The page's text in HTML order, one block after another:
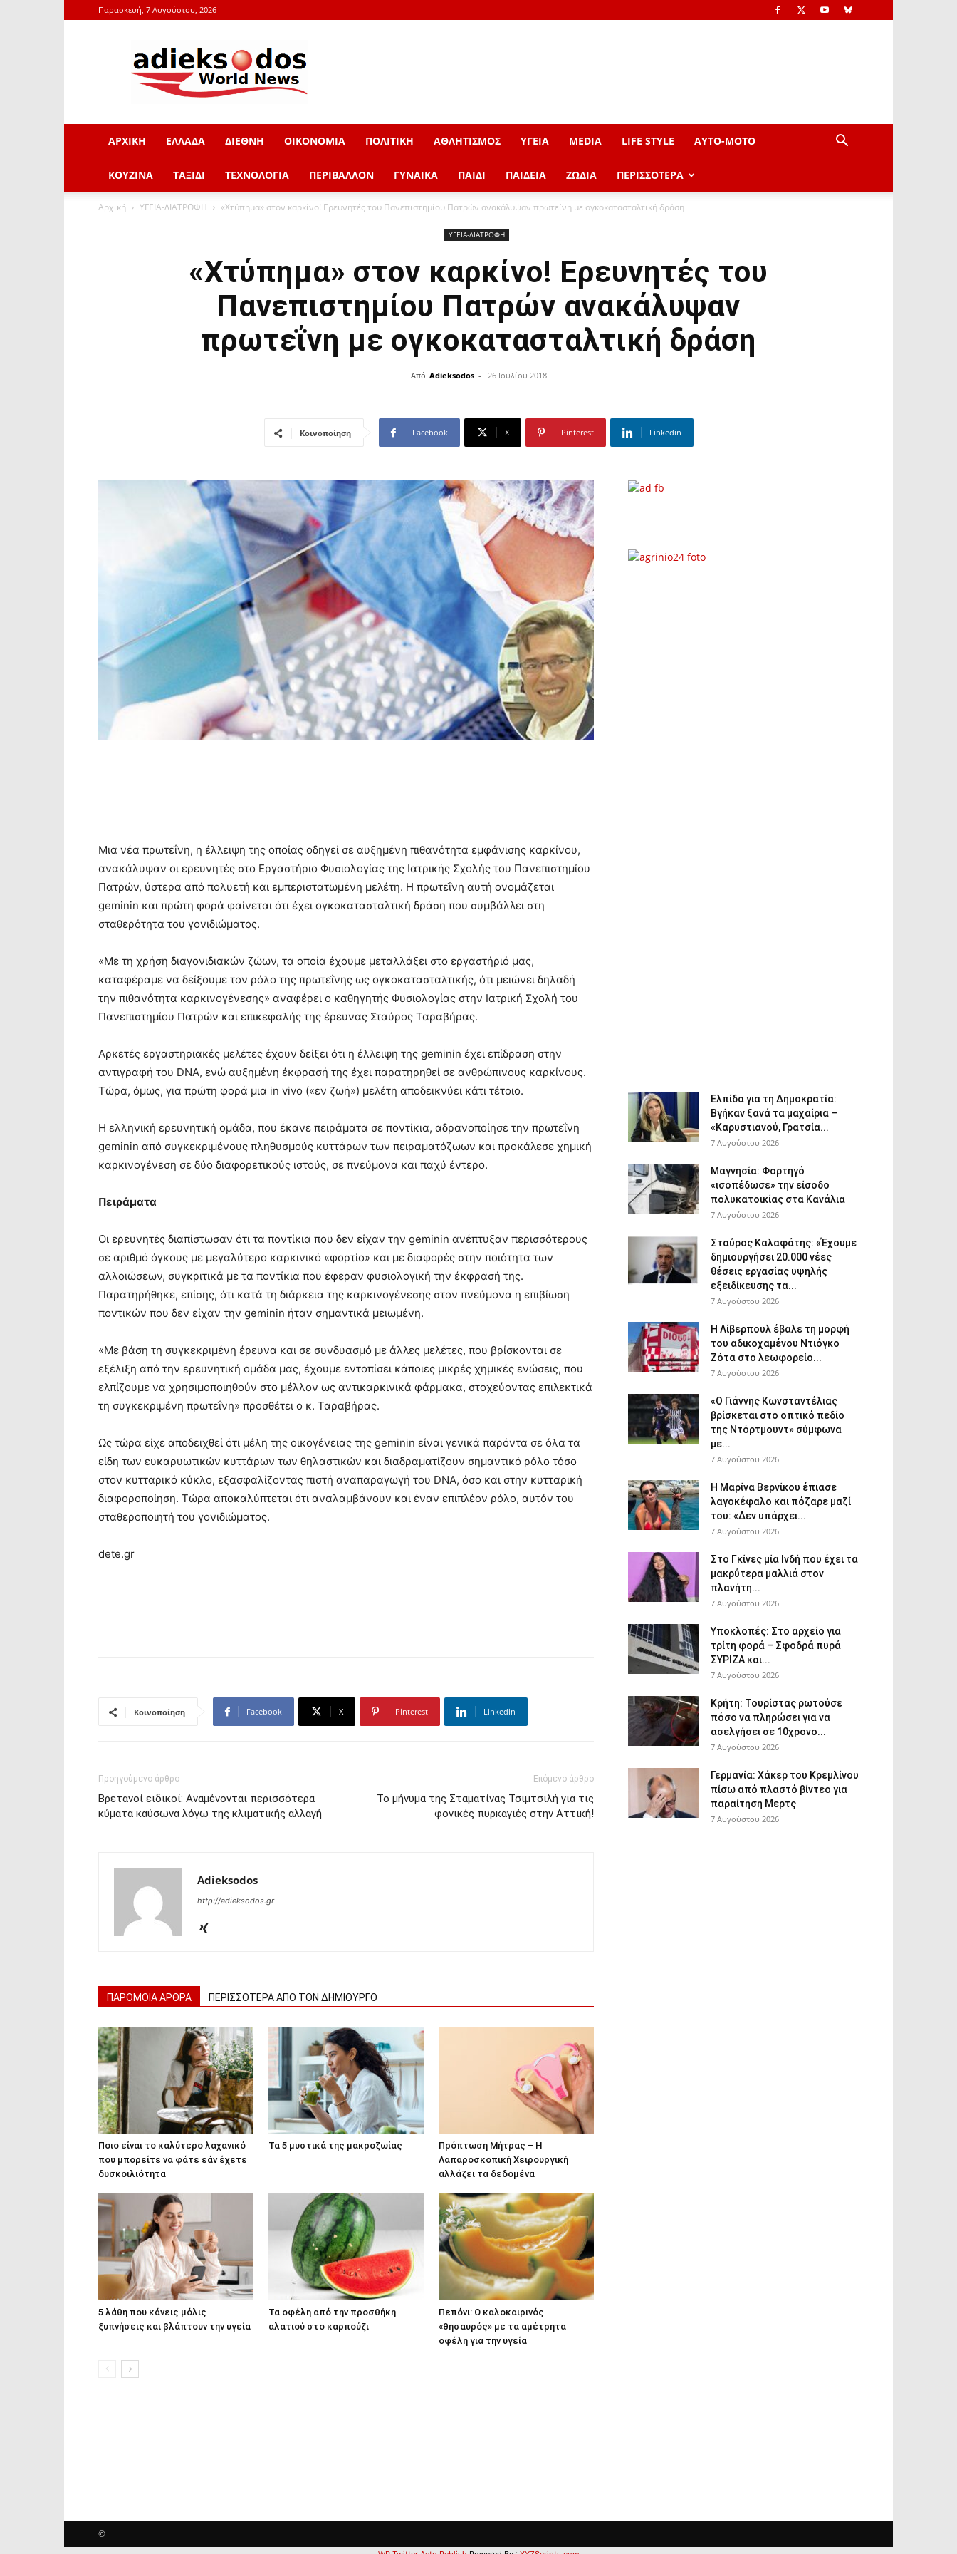
Παρασκευή, 7 Αυγούστου, 2026
adieksodos.gr
ΑΡΧΙΚΗ ΕΛΛΑΔΑ ΔΙΕΘΝΗ ΟΙΚΟΝΟΜΙΑ ΠΟΛΙΤΙΚΗ ΑΘΛΗΤΙΣΜΟΣ ΥΓΕΙΑ MEDIA LIFE STYLE AYTO-ΜOTO
ΚΟΥΖΙΝΑ ΤΑΞΙΔΙ ΤΕΧΝΟΛΟΓΙΑ ΠΕΡΙΒΑΛΛΟΝ ΓΥΝΑΙΚΑ ΠΑΙΔΙ ΠΑΙΔΕΙΑ ΖΩΔΙΑ ΠΕΡΙΣΣΟΤΕΡΑ
Αρχική ΥΓΕΙΑ-ΔΙΑΤΡΟΦΗ «Χτύπημα» στον καρκίνο! Ερευνητές του Πανεπιστημίου Πατρών ανακάλυψαν πρωτεΐνη με ογκοκατασταλτική δράση
ΥΓΕΙΑ-ΔΙΑΤΡΟΦΗ
«Χτύπημα» στον καρκίνο! Ερευνητές του
Πανεπιστημίου Πατρών ανακάλυψαν
πρωτεΐνη με ογκοκατασταλτική δράση
Από Adieksodos - 26 Ιουλίου 2018
Κοινοποίηση Facebook X Pinterest Linkedin
Μια νέα πρωτεΐνη, η έλλειψη της οποίας οδηγεί σε αυξημένη πιθανότητα εμφάνισης καρκίνου,
ανακάλυψαν οι ερευνητές στο Εργαστήριο Φυσιολογίας της Ιατρικής Σχολής του Πανεπιστημίου
Πατρών, ύστερα από πολυετή και εμπεριστατωμένη μελέτη. Η πρωτεΐνη αυτή ονομάζεται
geminin και πρώτη φορά φαίνεται ότι έχει ογκοκατασταλτική δράση που συμβάλλει στη
σταθερότητα του γονιδιώματος.
«Με τη χρήση διαγονιδιακών ζώων, τα οποία έχουμε μεταλλάξει στο εργαστήριό μας,
καταφέραμε να δείξουμε τον ρόλο της πρωτεΐνης ως ογκοκατασταλτικής, ότι μειώνει δηλαδή
την πιθανότητα καρκινογένεσης» αναφέρει ο καθηγητής Φυσιολογίας στην Ιατρική Σχολή του
Πανεπιστημίου Πατρών και επικεφαλής της έρευνας Σταύρος Ταραβήρας.
Αρκετές εργαστηριακές μελέτες έχουν δείξει ότι η έλλειψη της geminin έχει επίδραση στην
αντιγραφή του DNA, ενώ αυξημένη έκφρασή της έχει παρατηρηθεί σε ανθρώπινους καρκίνους.
Τώρα, όμως, για πρώτη φορά μια in vivo («εν ζωή») μελέτη αποδεικνύει κάτι τέτοιο.
Η ελληνική ερευνητική ομάδα, που έκανε πειράματα σε ποντίκια, αδρανοποίησε την πρωτεΐνη
geminin από συγκεκριμένους πληθυσμούς κυττάρων των πειραματόζωων και προκάλεσε χημική
καρκινογένεση σε δύο διαφορετικούς ιστούς, σε πνεύμονα και παχύ έντερο.
Πειράματα
Οι ερευνητές διαπίστωσαν ότι τα ποντίκια που δεν είχαν την geminin ανέπτυξαν περισσότερους
σε αριθμό όγκους με μεγαλύτερο καρκινικό «φορτίο» και με διαφορές στην ποιότητα των
αλλοιώσεων, συγκριτικά με τα ποντίκια που έφεραν φυσιολογική την έκφρασή της.
Παρατηρήθηκε, επίσης, ότι κατά τη διάρκεια της καρκινογένεσης στον πνεύμονα η επιβίωση
ποντικών που δεν είχαν την geminin ήταν σημαντικά μειωμένη.
«Με βάση τη συγκεκριμένη έρευνα και σε συνδυασμό με άλλες μελέτες, που βρίσκονται σε
εξέλιξη από την ερευνητική ομάδα μας, έχουμε εντοπίσει κάποιες μικρές χημικές ενώσεις, που
ελπίζουμε να χρησιμοποιηθούν στο μέλλον ως αντικαρκινικά φάρμακα, στοχεύοντας επιλεκτικά
τη συγκεκριμένη πρωτεΐνη» προσθέτει ο κ. Ταραβήρας.
Ως τώρα είχε αποδειχθεί ότι μέλη της οικογένειας της geminin είναι γενικά παρόντα σε όλα τα
είδη των ευκαρυωτικών κυττάρων των θηλαστικών και διαδραματίζουν σημαντικό ρόλο τόσο
στον κυτταρικό κύκλο, εξασφαλίζοντας πιστή αναπαραγωγή του DNA, όσο και στην κυτταρική
διαφοροποίηση. Τώρα αποκαλύπτεται ότι αναλαμβάνουν και έναν επιπλέον ρόλο, αυτόν του
σταθεροποιητή του γονιδιώματος.
dete.gr
Κοινοποίηση Facebook X Pinterest Linkedin
Προηγούμενο άρθρο
Βρετανοί ειδικοί: Αναμένονται περισσότερα
κύματα καύσωνα λόγω της κλιματικής αλλαγή
Επόμενο άρθρο
Το μήνυμα της Σταματίνας Τσιμτσιλή για τις
φονικές πυρκαγιές στην Αττική!
Adieksodos
http://adieksodos.gr
ΠΑΡΟΜΟΙΑ ΑΡΘΡΑ ΠΕΡΙΣΣΟΤΕΡΑ ΑΠΟ ΤΟΝ ΔΗΜΙΟΥΡΓΟ
Ποιο είναι το καλύτερο λαχανικό
που μπορείτε να φάτε εάν έχετε
δυσκοιλιότητα
Τα 5 μυστικά της μακροζωίας
Πρόπτωση Μήτρας – Η
Λαπαροσκοπική Χειρουργική
αλλάζει τα δεδομένα
5 λάθη που κάνεις μόλις
ξυπνήσεις και βλάπτουν την υγεία
Τα οφέλη από την προσθήκη
αλατιού στο καρπούζι
Πεπόνι: Ο καλοκαιρινός
«θησαυρός» με τα αμέτρητα
οφέλη για την υγεία
Ελπίδα για τη Δημοκρατία:
Βγήκαν ξανά τα μαχαίρια –
«Καρυστιανού, Γρατσία...
7 Αυγούστου 2026
Μαγνησία: Φορτηγό
«ισοπέδωσε» την είσοδο
πολυκατοικίας στα Κανάλια
7 Αυγούστου 2026
Σταύρος Καλαφάτης: «Έχουμε
δημιουργήσει 20.000 νέες
θέσεις εργασίας υψηλής
εξειδίκευσης τα...
7 Αυγούστου 2026
Η Λίβερπουλ έβαλε τη μορφή
του αδικοχαμένου Ντιόγκο
Ζότα στο λεωφορείο...
7 Αυγούστου 2026
«Ο Γιάννης Κωνσταντέλιας
βρίσκεται στο οπτικό πεδίο
της Ντόρτμουντ» σύμφωνα
με...
7 Αυγούστου 2026
Η Μαρίνα Βερνίκου έπιασε
λαγοκέφαλο και πόζαρε μαζί
του: «Δεν υπάρχει...
7 Αυγούστου 2026
Στο Γκίνες μία Ινδή που έχει τα
μακρύτερα μαλλιά στον
πλανήτη...
7 Αυγούστου 2026
Υποκλοπές: Στο αρχείο για
τρίτη φορά – Σφοδρά πυρά
ΣΥΡΙΖΑ και...
7 Αυγούστου 2026
Κρήτη: Τουρίστας ρωτούσε
πόσο να πληρώσει για να
ασελγήσει σε 10χρονο...
7 Αυγούστου 2026
Γερμανία: Χάκερ του Κρεμλίνου
πίσω από πλαστό βίντεο για
παραίτηση Μερτς
7 Αυγούστου 2026
©